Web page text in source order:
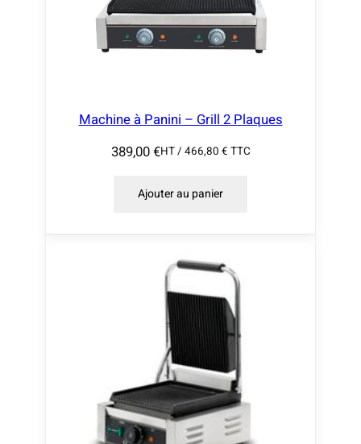
Machine à Panini – Grill 2 Plaques
389,00€HT / 466,80 € TTC
Ajouter au panier